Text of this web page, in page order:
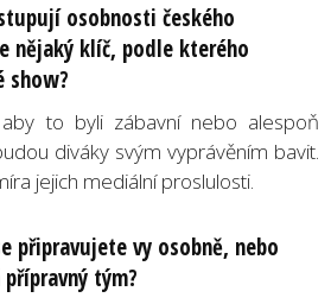
osobnosti českého
nějaký klíč, podle kterého
show?
to byli zábavní nebo alespoň
diváky svým vyprávěním bavit.
jejich mediální proslulosti.
připravujete vy osobně, nebo
tým?